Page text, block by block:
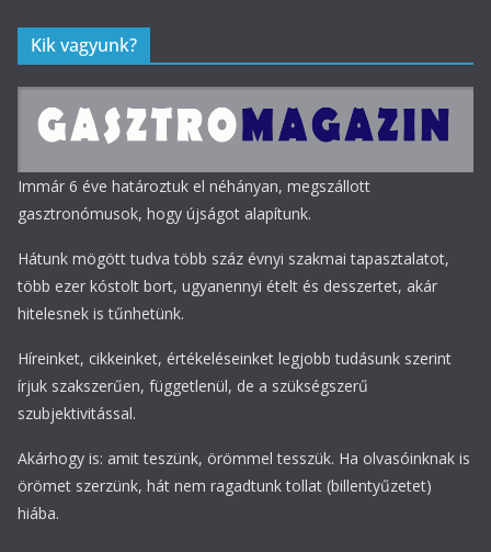
Kik vagyunk?
Immár 6 éve határoztuk el néhányan, megszállott
gasztronómusok, hogy újságot alapítunk.
Hátunk mögött tudva több száz évnyi szakmai tapasztalatot,
több ezer kóstolt bort, ugyanennyi ételt és desszertet, akár
hitelesnek is tűnhetünk.
Híreinket, cikkeinket, értékeléseinket legjobb tudásunk szerint
írjuk szakszerűen, függetlenül, de a szükségszerű
szubjektivitással.
Akárhogy is: amit teszünk, örömmel tesszük. Ha olvasóinknak is
örömet szerzünk, hát nem ragadtunk tollat (billentyűzetet)
hiába.